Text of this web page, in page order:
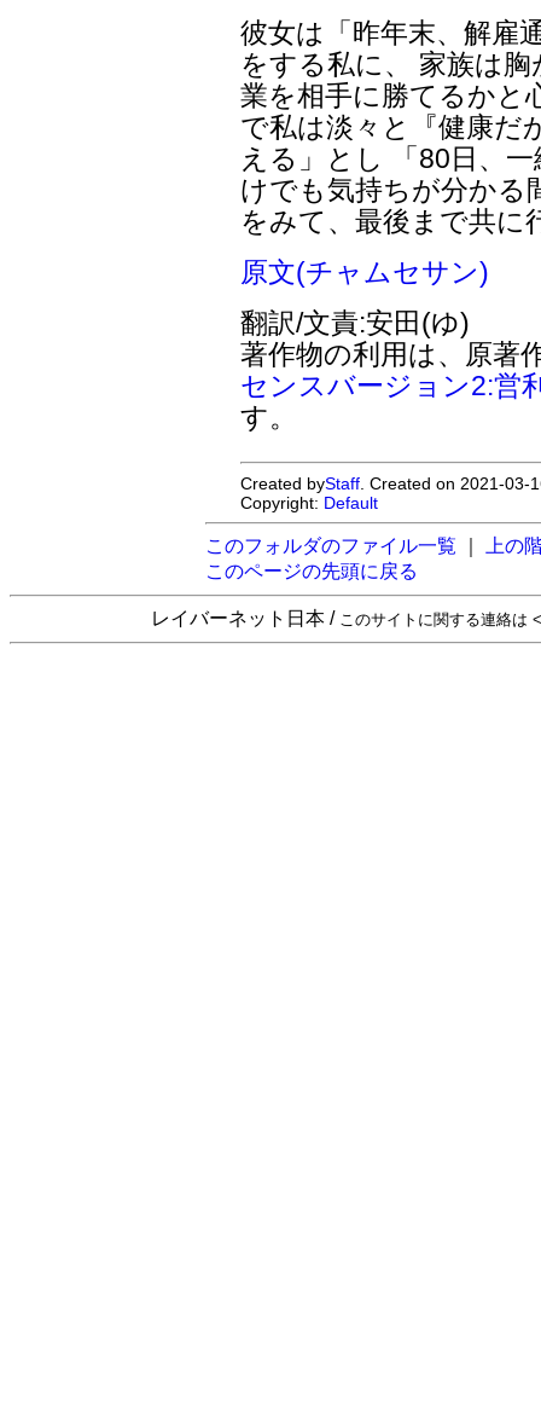
彼女は「昨年末、解雇
をする私に、 家族は
業を相手に勝てるかと
で私は淡々と『健康だ
える」とし 「80日、
けでも気持ちが分かる
をみて、最後まで共に
原文(チャムセサン)
翻訳/文責:安田(ゆ)
著作物の利用は、原著
センスバージョン2:営
す。
Created byStaff. Created on 2021-03-
Copyright: Default
このフォルダのファイル一覧
上の
このページの先頭に戻る
レイバーネット日本 / このサイトに関する連絡は